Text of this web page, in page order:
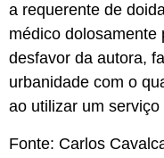
a requerente de
médico dolosamente
desfavor da autora,
urbanidade com o
ao utilizar um serviço
Fonte: Carlos